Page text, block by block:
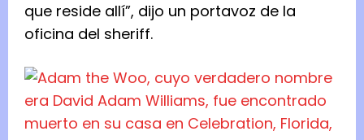
que reside allí”, dijo un portavoz de la
oficina del sheriff.